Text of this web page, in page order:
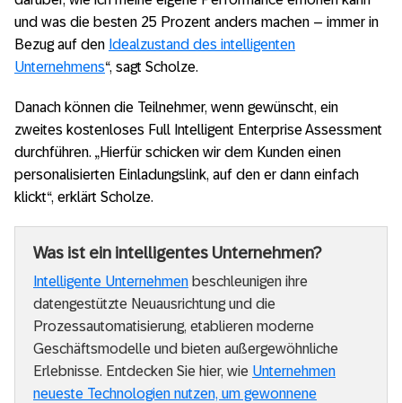
und was die besten 25 Prozent anders machen – immer in
Bezug auf den Idealzustand des intelligenten
Unternehmens“, sagt Scholze.
Danach können die Teilnehmer, wenn gewünscht, ein
zweites kostenloses Full Intelligent Enterprise Assessment
durchführen. „Hierfür schicken wir dem Kunden einen
personalisierten Einladungslink, auf den er dann einfach
klickt“, erklärt Scholze.
Was ist ein intelligentes Unternehmen?
Intelligente Unternehmen beschleunigen ihre
datengestützte Neuausrichtung und die
Prozessautomatisierung, etablieren moderne
Geschäftsmodelle und bieten außergewöhnliche
Erlebnisse. Entdecken Sie hier, wie Unternehmen
neueste Technologien nutzen, um gewonnene